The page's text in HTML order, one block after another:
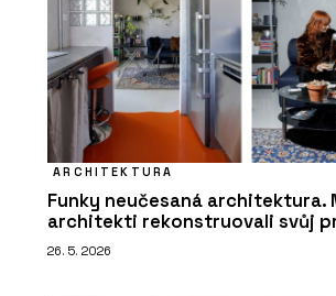
ARCHITEKTURA
Funky neučesaná architektura.
architekti rekonstruovali svůj
26. 5. 2026